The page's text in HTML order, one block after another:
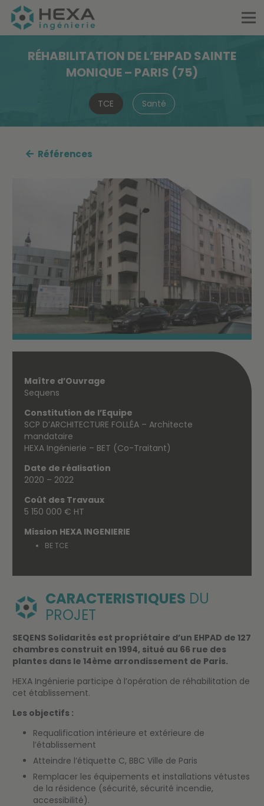
RÉHABILITATION DE L’EHPAD SAINTE
MONIQUE – PARIS (75)
TCE Santé
Références
Maître d’Ouvrage
Sequens
Constitution de l’Equipe
SCP D’ARCHITECTURE FOLLÉA – Architecte
mandataire
HEXA Ingénierie – BET (Co-Traitant)
Date de réalisation
2020 – 2022
Coût des Travaux
5 150 000 € HT
Mission HEXA INGENIERIE
BE TCE
CARACTERISTIQUES DU
PROJET
SEQENS Solidarités est propriétaire d’un EHPAD de 127
chambres construit en 1994, situé au 66 rue des
plantes dans le 14ème arrondissement de Paris.
HEXA Ingénierie participe à l’opération de réhabilitation de
cet établissement.
Les objectifs :
Requalification intérieure et extérieure de
l’établissement
Atteindre l’étiquette C, BBC Ville de Paris
Remplacer les équipements et installations vétustes
de la résidence (sécurité, sécurité incendie,
accessibilité).